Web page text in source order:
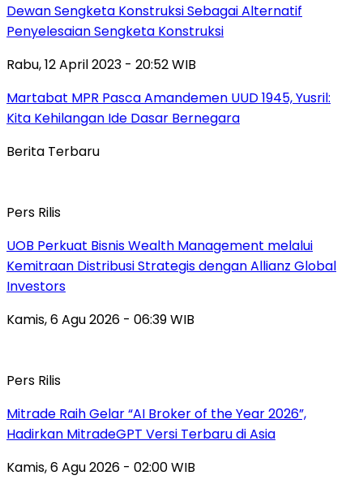
Dewan Sengketa Konstruksi Sebagai Alternatif
Penyelesaian Sengketa Konstruksi
Rabu, 12 April 2023 - 20:52 WIB
Martabat MPR Pasca Amandemen UUD 1945, Yusril:
Kita Kehilangan Ide Dasar Bernegara
Berita Terbaru
Pers Rilis
UOB Perkuat Bisnis Wealth Management melalui
Kemitraan Distribusi Strategis dengan Allianz Global
Investors
Kamis, 6 Agu 2026 - 06:39 WIB
Pers Rilis
Mitrade Raih Gelar “AI Broker of the Year 2026”,
Hadirkan MitradeGPT Versi Terbaru di Asia
Kamis, 6 Agu 2026 - 02:00 WIB